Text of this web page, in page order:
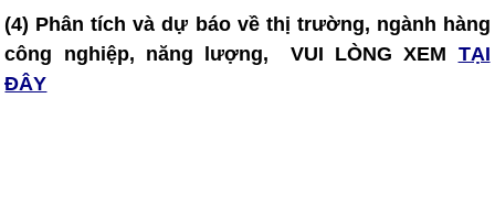
(4) Phân tích và dự báo về thị trường, ngành hàng
công nghiệp, năng lượng, VUI LÒNG XEM TẠI
ĐÂY